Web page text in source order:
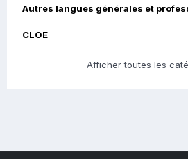
Autres langues générales et
CLOE
Afficher toutes les